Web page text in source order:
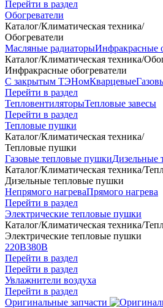
Перейти в раздел
Обогреватели
Каталог/Климатическая техника/
Обогреватели
Масляные радиаторыИнфракрасные
Каталог/Климатическая техника/
Инфракрасные обогреватели
С закрытым ТЭНомКварцевые
Перейти в раздел
ТепловентиляторыТепловые завесы
Перейти в раздел
Тепловые пушки
Каталог/Климатическая техника/
Тепловые пушки
Газовые тепловые пушкиДизельные
Каталог/Климатическая техника/
Дизельные тепловые пушки
Непрямого нагреваПрямого нагрева
Перейти в раздел
Электрические тепловые пушки
Каталог/Климатическая техника/
Электрические тепловые пушки
220В380В
Перейти в раздел
Перейти в раздел
Увлажнители воздуха
Перейти в раздел
Оригинальные запчасти